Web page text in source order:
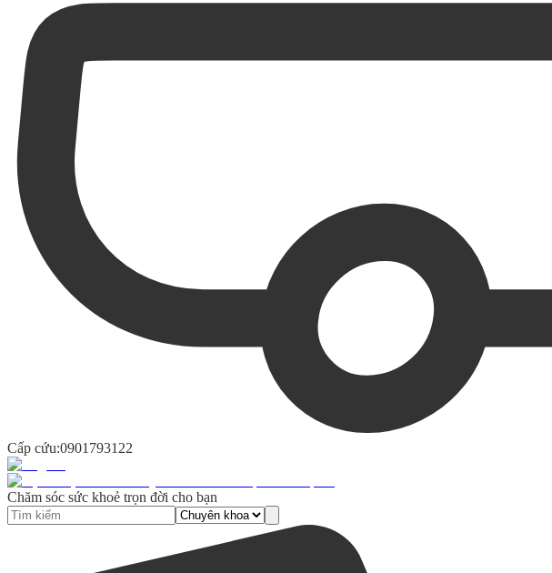
Cấp cứu:0901793122
Chăm sóc sức khoẻ trọn đời cho bạn